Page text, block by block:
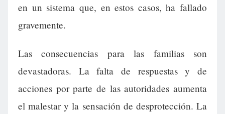
en un sistema que, en estos casos, ha fallado
gravemente.
Las consecuencias para las familias son
devastadoras. La falta de respuestas y de
acciones por parte de las autoridades aumenta
el malestar y la sensación de desprotección. La